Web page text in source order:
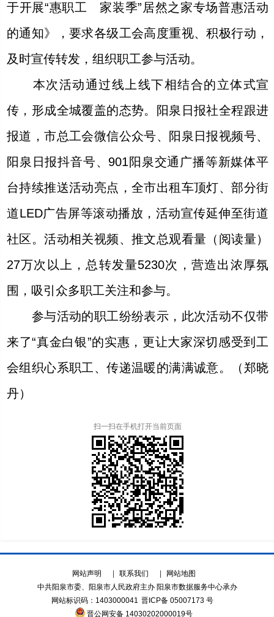
于开展“惠职工 家装季”居然之家专场普惠活动
的通知》，要求各级工会高度重视、积极行动，
及时宣传转发，组织职工参与活动。
本次活动通过线上线下相结合的立体式宣
传，形成全城覆盖的态势。阳泉日报社全程跟进
报道，市总工会微信公众号、阳泉日报视频号、
阳泉日报抖音号、901阳泉交通广播等新媒体平
台持续推送活动亮点，全市出租车顶灯、部分街
道LED广告屏等滚动播放，活动宣传延伸至街道
社区。活动相关视频、推文总观看量（阅读量）
27万次以上，总转发量5230次，营造出浓厚氛
围，吸引众多职工关注和参与。
参与活动的职工纷纷表示，此次活动不仅带
来了“真金白银”的实惠，更让大家深切感受到工
会组织心系职工、传递温暖的满满诚意。（郑晓
丹）
扫一扫在手机打开当前页面
网站声明 联系我们
网站地图
中共阳泉市委、阳泉市人民政府主办 阳泉市数据服务中心承办
网站标识码：1403000041 晋ICP备 05007173 号
晋公网安备 14030202000019号